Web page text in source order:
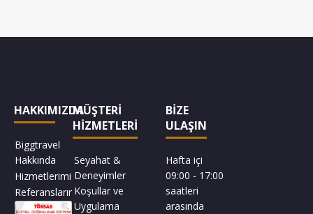
HAKKIMIZDA
Biggtravel
Hakkında
Hizmetlerimiz
Referanslarımız
MÜŞTERİ
HİZMETLERİ
Seyahat &
Deneyimler
Koşullar ve
Uygulama
BİZE
ULAŞIN
Hafta içi
09:00 - 17:00
saatleri
arasında